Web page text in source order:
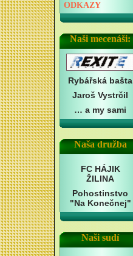
ODKAZY
Naši mecenáši:
Rybářská bašta
Jaroš Vystrčil
… a my sami
Naša družba
FC HÁJIK
ŽILINA
Pohostinstvo
"Na Konečnej"
Naši sudí